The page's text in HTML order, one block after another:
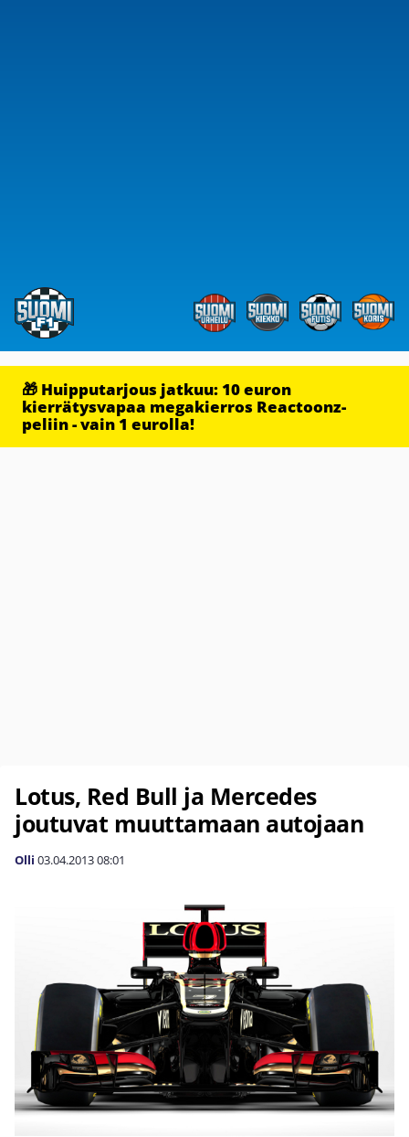
🎁 Huipputarjous jatkuu: 10 euron
kierrätysvapaa megakierros Reactoonz-
peliin - vain 1 eurolla!
Lotus, Red Bull ja Mercedes
joutuvat muuttamaan autojaan
Olli 03.04.201308:01